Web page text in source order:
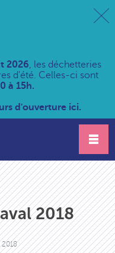
2026, les déchetteries
d'été. Celles-ci sont
à 15h.
d'ouverture ici.
2018